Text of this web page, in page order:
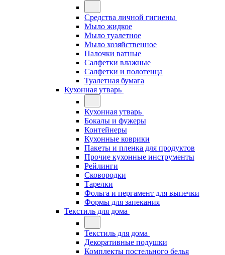
Средства личной гигиены
Мыло жидкое
Мыло туалетное
Мыло хозяйственное
Палочки ватные
Салфетки влажные
Салфетки и полотенца
Туалетная бумага
Кухонная утварь
Кухонная утварь
Бокалы и фужеры
Контейнеры
Кухонные коврики
Пакеты и пленка для продуктов
Прочие кухонные инструменты
Рейлинги
Сковородки
Тарелки
Фольга и пергамент для выпечки
Формы для запекания
Текстиль для дома
Текстиль для дома
Декоративные подушки
Комплекты постельного белья